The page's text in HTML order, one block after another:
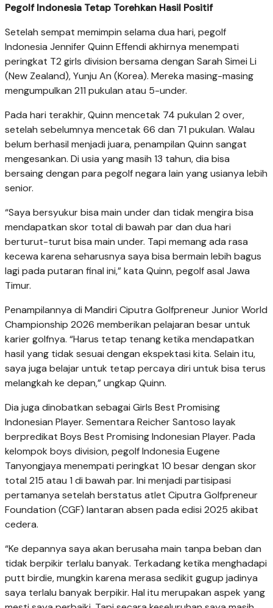
Pegolf Indonesia Tetap Torehkan Hasil Positif
Setelah sempat memimpin selama dua hari, pegolf
Indonesia Jennifer Quinn Effendi akhirnya menempati
peringkat T2 girls division bersama dengan Sarah Simei Li
(New Zealand), Yunju An (Korea). Mereka masing-masing
mengumpulkan 211 pukulan atau 5-under.
Pada hari terakhir, Quinn mencetak 74 pukulan 2 over,
setelah sebelumnya mencetak 66 dan 71 pukulan. Walau
belum berhasil menjadi juara, penampilan Quinn sangat
mengesankan. Di usia yang masih 13 tahun, dia bisa
bersaing dengan para pegolf negara lain yang usianya lebih
senior.
“Saya bersyukur bisa main under dan tidak mengira bisa
mendapatkan skor total di bawah par dan dua hari
berturut-turut bisa main under. Tapi memang ada rasa
kecewa karena seharusnya saya bisa bermain lebih bagus
lagi pada putaran final ini,” kata Quinn, pegolf asal Jawa
Timur.
Penampilannya di Mandiri Ciputra Golfpreneur Junior World
Championship 2026 memberikan pelajaran besar untuk
karier golfnya. “Harus tetap tenang ketika mendapatkan
hasil yang tidak sesuai dengan ekspektasi kita. Selain itu,
saya juga belajar untuk tetap percaya diri untuk bisa terus
melangkah ke depan,” ungkap Quinn.
Dia juga dinobatkan sebagai Girls Best Promising
Indonesian Player. Sementara Reicher Santoso layak
berpredikat Boys Best Promising Indonesian Player. Pada
kelompok boys division, pegolf Indonesia Eugene
Tanyongjaya menempati peringkat 10 besar dengan skor
total 215 atau 1 di bawah par. Ini menjadi partisipasi
pertamanya setelah berstatus atlet Ciputra Golfpreneur
Foundation (CGF) lantaran absen pada edisi 2025 akibat
cedera.
“Ke depannya saya akan berusaha main tanpa beban dan
tidak berpikir terlalu banyak. Terkadang ketika menghadapi
putt birdie, mungkin karena merasa sedikit gugup jadinya
saya terlalu banyak berpikir. Hal itu merupakan aspek yang